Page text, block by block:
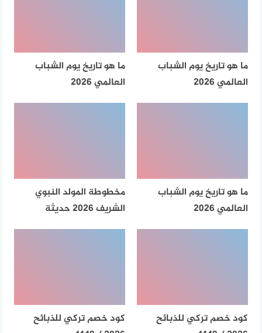
ما هو تاريخ يوم الشباب
العالمي 2026
ما هو تاريخ يوم الشباب
العالمي 2026
ما هو تاريخ يوم الشباب
العالمي 2026
مخطوطة المولد النبوي
الشريف 2026 حديثة
كود خصم تركي للذبائح
كود خصم تركي للذبائح